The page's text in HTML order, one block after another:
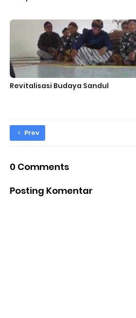
Revitalisasi Budaya Sandul
Prev
0 Comments
Posting Komentar